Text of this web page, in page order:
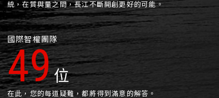
統，在質與量之間，長江不斷開創更好的可能。
國際智權團隊
63位
在此，您的每道疑難，都將得到滿意的解答。